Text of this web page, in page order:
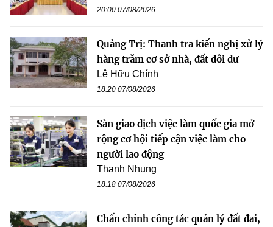
20:00 07/08/2026
Quảng Trị: Thanh tra kiến nghị xử lý
hàng trăm cơ sở nhà, đất dôi dư
Lê Hữu Chính
18:20 07/08/2026
Sàn giao dịch việc làm quốc gia mở
rộng cơ hội tiếp cận việc làm cho
người lao động
Thanh Nhung
18:18 07/08/2026
Chấn chỉnh công tác quản lý đất đai,